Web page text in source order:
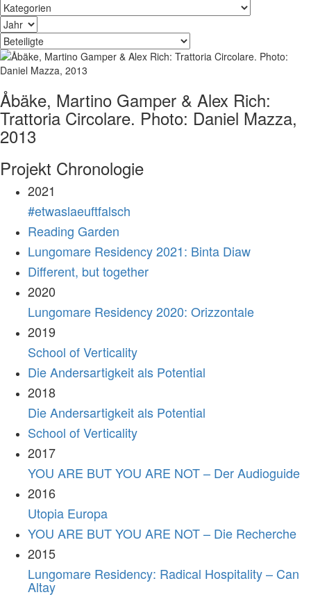
Åbäke, Martino Gamper & Alex Rich:
Trattoria Circolare. Photo: Daniel Mazza,
2013
Projekt Chronologie
2021
#etwaslaeuftfalsch
Reading Garden
Lungomare Residency 2021: Binta Diaw
Different, but together
2020
Lungomare Residency 2020: Orizzontale
2019
School of Verticality
Die Andersartigkeit als Potential
2018
Die Andersartigkeit als Potential
School of Verticality
2017
YOU ARE BUT YOU ARE NOT – Der Audioguide
2016
Utopia Europa
YOU ARE BUT YOU ARE NOT – Die Recherche
2015
Lungomare Residency: Radical Hospitality – Can
Altay